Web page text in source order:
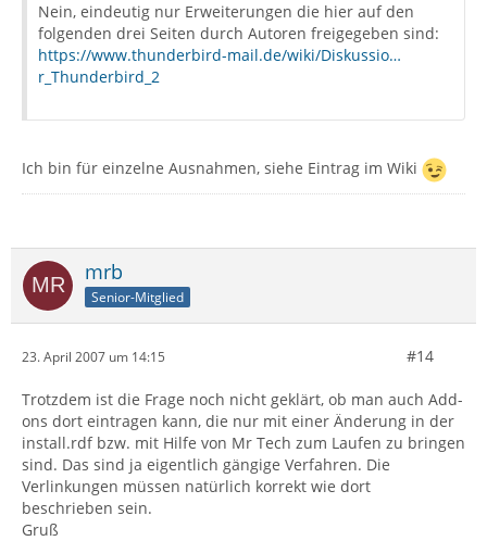
Nein, eindeutig nur Erweiterungen die hier auf den
folgenden drei Seiten durch Autoren freigegeben sind:
https://www.thunderbird-mail.de/wiki/Diskussio…
r_Thunderbird_2
Ich bin für einzelne Ausnahmen, siehe Eintrag im Wiki
mrb
Senior-Mitglied
23. April 2007 um 14:15 #14
Trotzdem ist die Frage noch nicht geklärt, ob man auch Add-
ons dort eintragen kann, die nur mit einer Änderung in der
install.rdf bzw. mit Hilfe von Mr Tech zum Laufen zu bringen
sind. Das sind ja eigentlich gängige Verfahren. Die
Verlinkungen müssen natürlich korrekt wie dort
beschrieben sein.
Gruß